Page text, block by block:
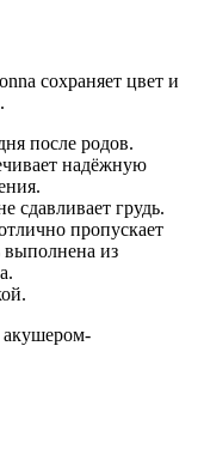
сохраняет цвет и
после родов.
надёжную
сдавливает грудь.
пропускает
выполнена из
акушером-